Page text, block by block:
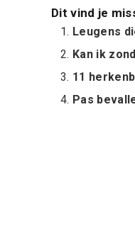
Dit vind je
Leugens
Kan ik
11
Pas